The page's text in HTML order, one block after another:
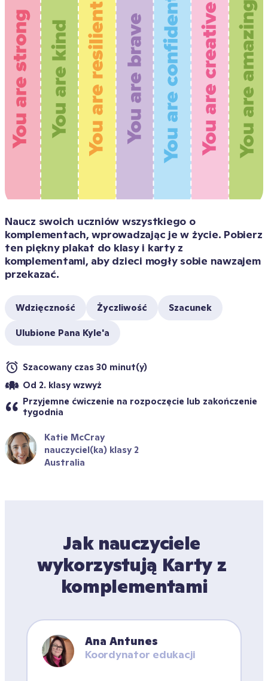
Naucz swoich uczniów wszystkiego o
komplementach, wprowadzając je w życie. Pobierz
ten piękny plakat do klasy i karty z
komplementami, aby dzieci mogły sobie nawzajem
przekazać.
Wdzięczność Życzliwość Szacunek
Ulubione Pana Kyle'a
Szacowany czas 30 minut(y)
Od 2. klasy wzwyż
Przyjemne ćwiczenie na rozpoczęcie lub zakończenie
tygodnia
Katie McCray
nauczyciel(ka) klasy 2
Australia
Jak nauczyciele
wykorzystują Karty z
komplementami
Ana Antunes
Koordynator edukacji